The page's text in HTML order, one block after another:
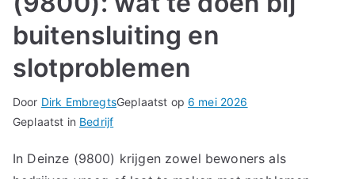
buitensluiting en
slotproblemen
Door Dirk EmbregtsGeplaatst op 6 mei 2026
Geplaatst in Bedrijf
In Deinze (9800) krijgen zowel bewoners als